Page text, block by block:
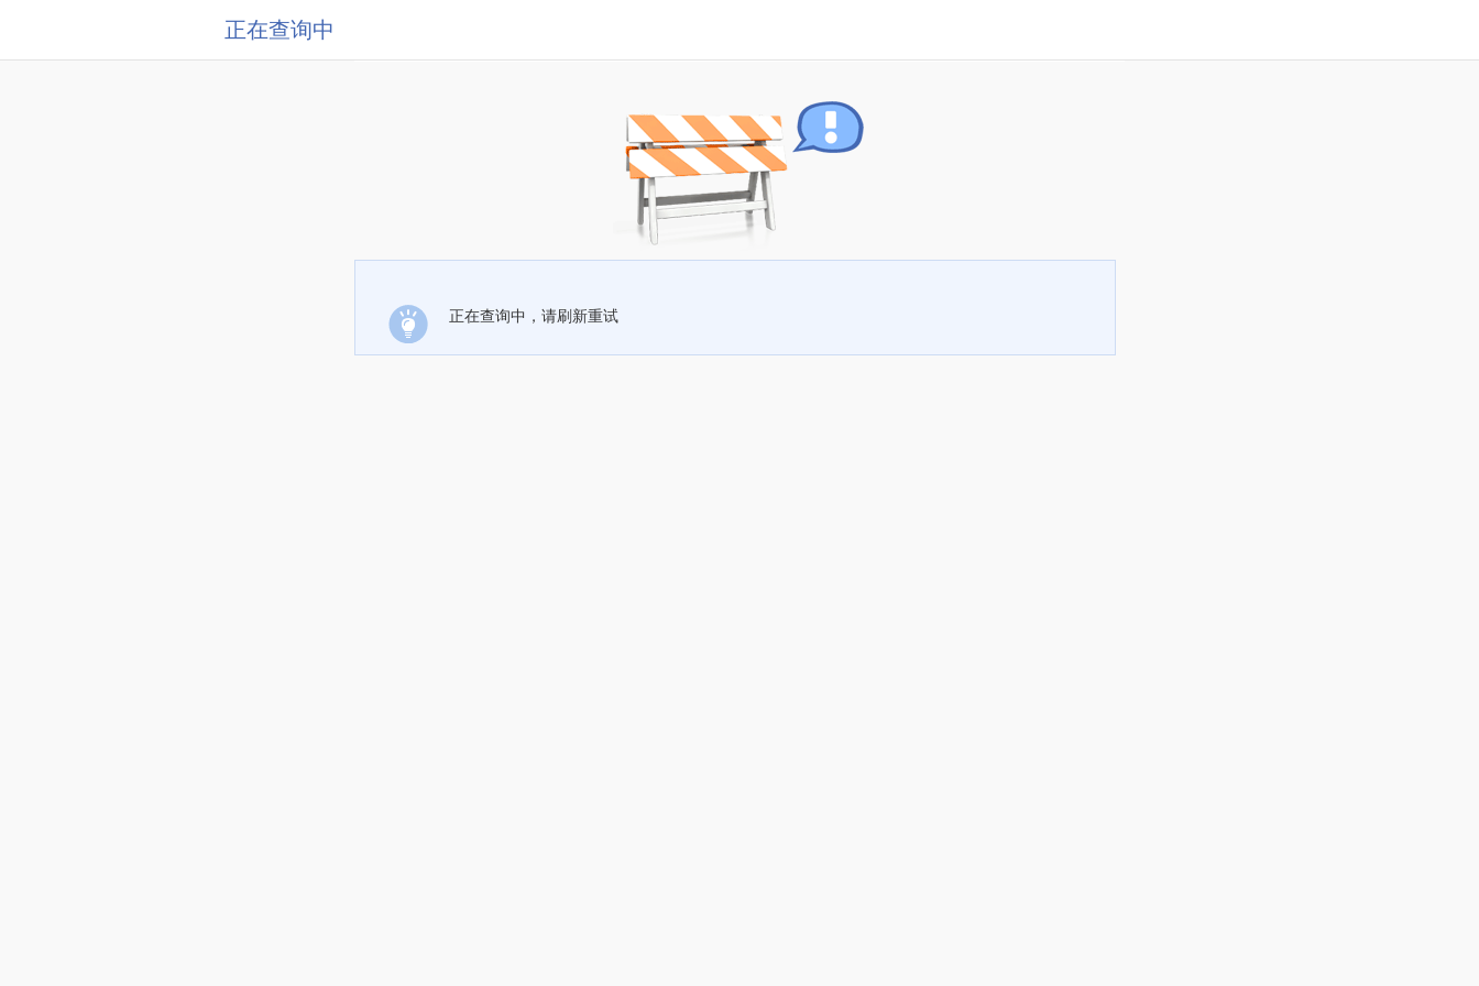
正在查询中
正在查询中，请刷新重试